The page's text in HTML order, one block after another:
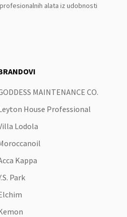
alata iz udobnosti
MAINTENANCE CO.
House Professional
Lodola
Kappa
Park